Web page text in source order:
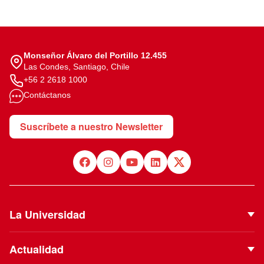
Monseñor Álvaro del Portillo 12.455
Las Condes, Santiago, Chile
+56 2 2618 1000
Contáctanos
Suscríbete a nuestro Newsletter
La Universidad
Actualidad